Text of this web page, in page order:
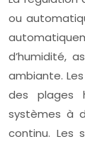
ou
d’humidité,
ambiante.
des plages
systèmes à
continu. Les